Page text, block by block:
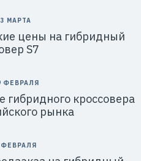
МАРТА
цены на гибридный
S7
ФЕВРАЛЯ
гибридного кроссовера
рынка
ФЕВРАЛЯ